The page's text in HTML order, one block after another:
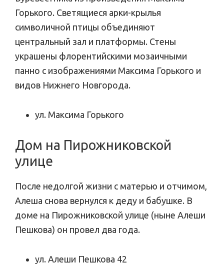
Горького. Светящиеся арки-крылья
символичной птицы объединяют
центральный зал и платформы. Стены
украшены флорентийскими мозаичными
панно с изображениями Максима Горького и
видов Нижнего Новгорода.
ул. Максима Горького
Дом на Пирожниковской
улице
После недолгой жизни с матерью и отчимом,
Алеша снова вернулся к деду и бабушке. В
доме на Пирожниковской улице (ныне Алеши
Пешкова) он провел два года.
ул. Алеши Пешкова 42